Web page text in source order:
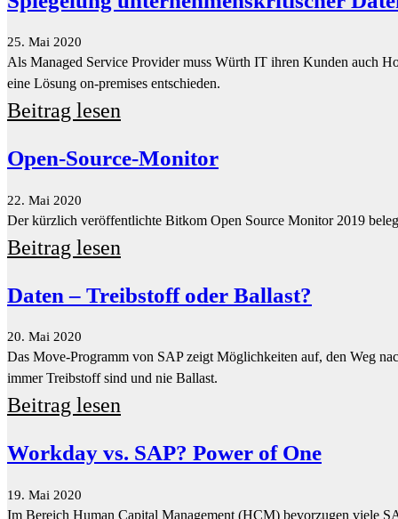
Open-Source-Monitor
22. Mai 2020
Beitrag lesen
Daten – Treibstoff oder Ballast?
20. Mai 2020
Das Move-Programm von SAP zeigt Möglichkeiten auf, den Weg
immer Treibstoff sind und nie Ballast.
Workday vs. SAP? Power of One
19. Mai 2020
auch Workday.
Beitrag lesen
Salt Solutions gründet